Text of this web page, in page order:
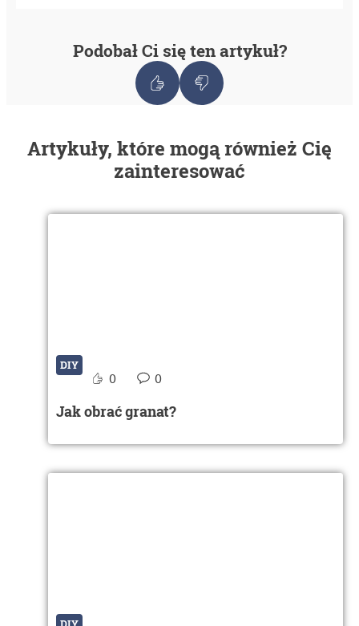
Podobał Ci się ten artykuł?
Artykuły, które mogą również Cię
zainteresować
DIY
0 0
Jak obrać granat?